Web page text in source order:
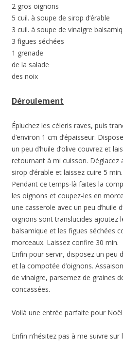
2 gros oignons
5 cuil. à soupe de sirop d’érable
3 cuil. à soupe de vinaigre
3 figues séchées
1 grenade
de la salade
des noix
Déroulement
Épluchez les céleris raves, puis
d’environ 1 cm d’épaisseur.
un peu d’huile d’olive couvrez et
retournant à mi cuisson. Déglacez
sirop d’érable et laissez cuire 5 min.
Pendant ce temps-là faites la
les oignons et coupez-les en
une casserole avec un peu d’huile
oignons sont translucides ajoutez
balsamique et les figues séchées
morceaux. Laissez confire 30 min.
Enfin pour servir, disposez un peu
et la compotée d’oignons.
de vinaigre, parsemez de graines
concassées.
Voilà une entrée parfaite pour Noël.
Enfin n’hésitez pas à me suivre sur